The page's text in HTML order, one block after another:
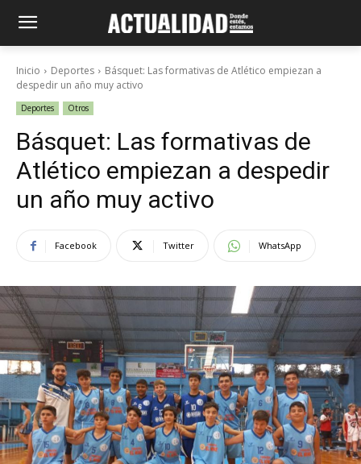
Inicio Deportes
Básquet: Las formativas de Atlético empiezan a
despedir un año muy activo
Deportes Otros
Básquet: Las formativas de
Atlético empiezan a despedir
un año muy activo
Facebook Twitter WhatsApp